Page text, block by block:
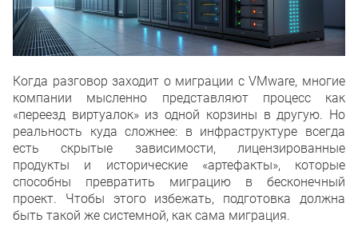
Когда разговор заходит о миграции с VMware, многие
компании мысленно представляют процесс как
«переезд виртуалок» из одной корзины в другую. Но
реальность куда сложнее: в инфраструктуре всегда
есть скрытые зависимости, лицензированные
продукты и исторические «артефакты», которые
способны превратить миграцию в бесконечный
проект. Чтобы этого избежать, подготовка должна
быть такой же системной, как сама миграция.